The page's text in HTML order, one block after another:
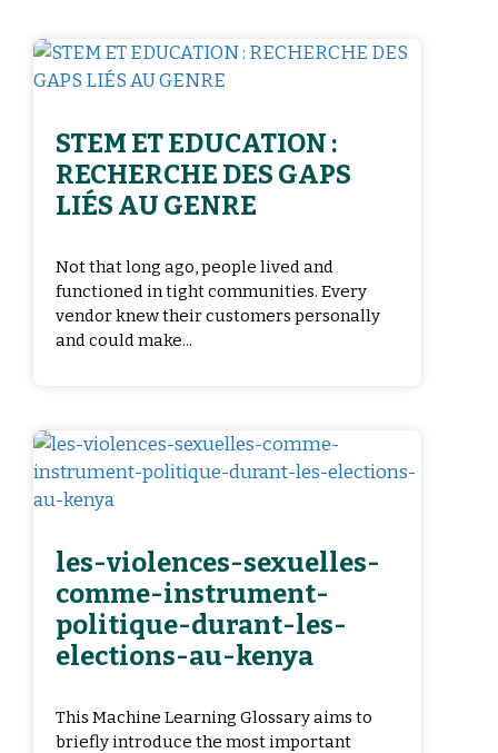
STEM ET EDUCATION :
RECHERCHE DES GAPS
LIÉS AU GENRE
Not that long ago, people lived and
functioned in tight communities. Every
vendor knew their customers personally
and could make...
les-violences-sexuelles-
comme-instrument-
politique-durant-les-
elections-au-kenya
This Machine Learning Glossary aims to
briefly introduce the most important